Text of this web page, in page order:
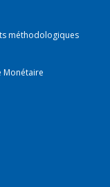
méthodologiques
Monétaire